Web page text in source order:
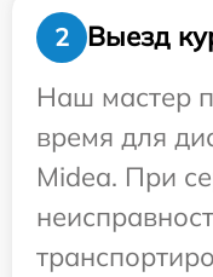
2
Выезд
Наш мастер
время для
Midea. При